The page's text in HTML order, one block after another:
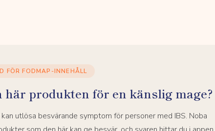
FÖR FODMAP-INNEHÅLL
här produkten för en känslig mage?
utlösa besvärande symptom för personer med IBS. Noba